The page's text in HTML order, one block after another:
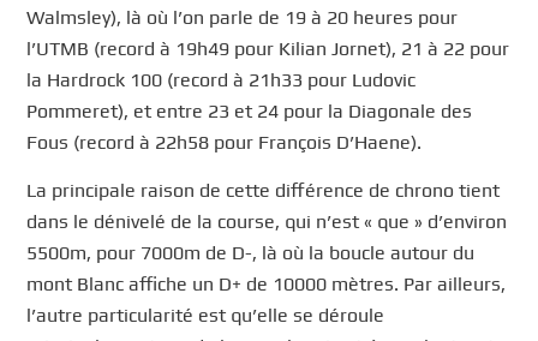
Walmsley), là où l’on parle de 19 à 20 heures pour
l’UTMB (record à 19h49 pour Kilian Jornet), 21 à 22 pour
la Hardrock 100 (record à 21h33 pour Ludovic
Pommeret), et entre 23 et 24 pour la Diagonale des
Fous (record à 22h58 pour François D’Haene).
La principale raison de cette différence de chrono tient
dans le dénivelé de la course, qui n’est « que » d’environ
5500m, pour 7000m de D-, là où la boucle autour du
mont Blanc affiche un D+ de 10000 mètres. Par ailleurs,
l’autre particularité est qu’elle se déroule